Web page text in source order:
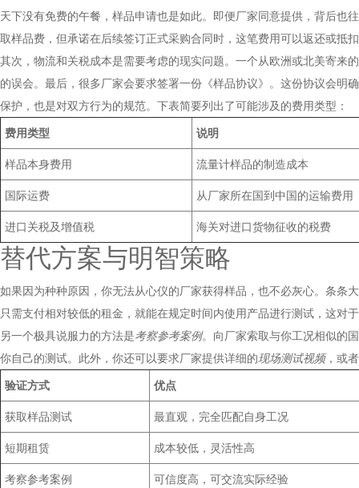
天下没有免费的午餐，样品申请也是如此。即便厂家同意提供，背后
取样品费，但承诺在后续签订正式采购合同时，这笔费用可以返还或
其次，物流和关税成本是需要考虑的现实问题。一个从欧洲或北美寄来
的误会。最后，很多厂家会要求签署一份《样品协议》。这份协议会
保护，也是对双方行为的规范。下表简要列出了可能涉及的费用类型：
费用类型
说明
样品本身费用 流量计样品的制造成本
国际运费 从厂家所在国到中国的运输费用
进口关税及增值税 海关对进口货物征收的税费
替代方案与明智策略
如果因为种种原因，你无法从心仪的厂家获得样品，也不必灰心。条条
只需支付相对较低的租金，就能在规定时间内使用产品进行测试，这对
另一个极具说服力的方法是考察参考案例。向厂家索取与你工况相似的
你自己的测试。此外，你还可以要求厂家提供详细的现场测试视频，或
验证方式
优点
获取样品测试 最直观，完全匹配自身工况
短期租赁 成本较低，灵活性高
考察参考案例 可信度高，可交流实际经验